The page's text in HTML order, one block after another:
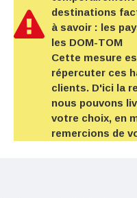
destinations
à savoir : les
les DOM-TOM
Cette mesure
répercuter ces
clients. D'ici la
nous pouvons
votre choix, en
remercions de